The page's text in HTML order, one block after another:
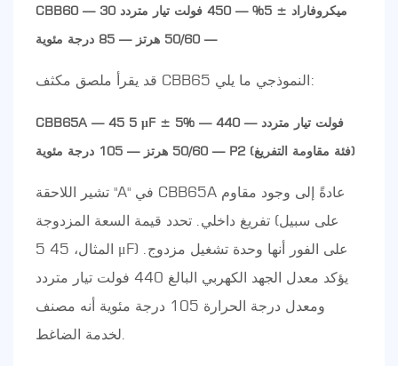
CBB60 — 30 ميكروفاراد ± 5% — 450 فولت تيار متردد
— 50/60 هرتز — 85 درجة مئوية
قد يقرأ ملصق مكثف CBB65 النموذجي ما يلي:
CBB65A — 45 5 μF ± 5% — 440 فولت تيار متردد —
50/60 هرتز — 105 درجة مئوية — P2 (فئة مقاومة التفريغ)
تشير اللاحقة "A" في CBB65A عادةً إلى وجود مقاوم
تفريغ داخلي. تحدد قيمة السعة المزدوجة (على سبيل
المثال، 45 5 μF) على الفور أنها وحدة تشغيل مزدوج.
يؤكد معدل الجهد الكهربي البالغ 440 فولت تيار متردد
ومعدل درجة الحرارة 105 درجة مئوية أنه مصنف
لخدمة الضاغط.